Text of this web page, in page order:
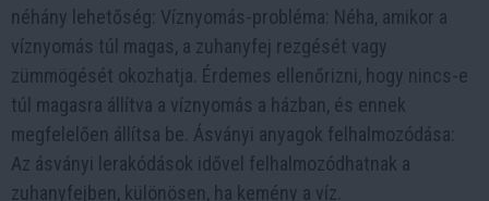
néhány lehetőség: Víznyomás-probléma: Néha, amikor a
víznyomás túl magas, a zuhanyfej rezgését vagy
zümmögését okozhatja. Érdemes ellenőrizni, hogy nincs-e
túl magasra állítva a víznyomás a házban, és ennek
megfelelően állítsa be. Ásványi anyagok felhalmozódása:
Az ásványi lerakódások idővel felhalmozódhatnak a
zuhanyfejben, különösen, ha kemény a víz.